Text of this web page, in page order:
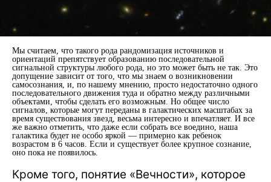
Мы считаем, что такого рода рандомизация источников и
ориентаций препятствует образованию последовательной
сигнальной структуры любого рода, но это может быть не так. Это
допущение зависит от того, что мы знаем о возникновении
самосознания, и, по нашему мнению, просто недостаточно одного
последовательного движения туда и обратно между различными
объектами, чтобы сделать его возможным. Но общее число
сигналов, которые могут переданы в галактических масштабах за
время существования звезд, весьма интересно и впечатляет. И все
же важно отметить, что даже если собрать все воедино, наша
галактика будет не особо яркой — примерно как ребенок
возрастом в 6 часов. Если и существует более крупное сознание,
оно пока не появилось.
Кроме того, понятие «Вечности», которое